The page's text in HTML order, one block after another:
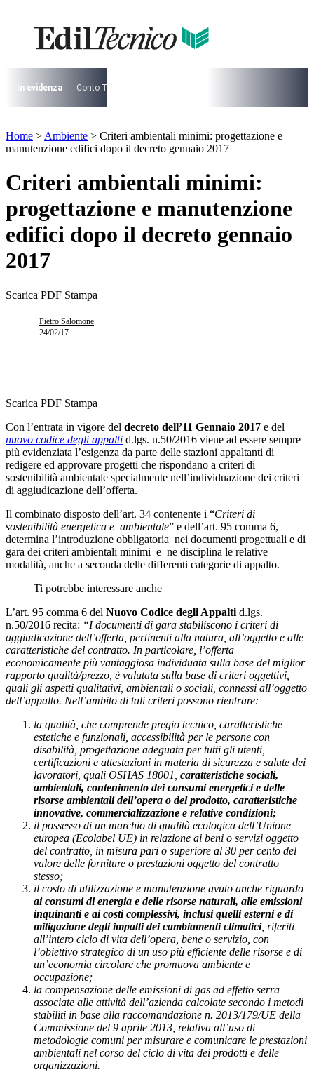
contenuto
I più cercati
Lorem ipsum dolor sit amet consectetur
Lorem ipsum dolor sit amet consectetur
In evidenza Conto Termico
I più cercati
Lorem ipsum dolor sit amet consectetur
Lorem ipsum dolor sit amet consectetur
Home > Ambiente > Criteri ambientali minimi: progettazione e
manutenzione edifici dopo il decreto gennaio 2017
Criteri ambientali minimi:
progettazione e manutenzione
edifici dopo il decreto gennaio
2017
Scarica PDF Stampa
Pietro Salomone
24/02/17
Scarica PDF Stampa
Con l’entrata in vigore del decreto dell’11 Gennaio 2017 e del
nuovo codice degli appalti d.lgs. n.50/2016 viene ad essere sempre
più evidenziata l’esigenza da parte delle stazioni appaltanti di
redigere ed approvare progetti che rispondano a criteri di
sostenibilità ambientale specialmente nell’individuazione dei criteri
di aggiudicazione dell’offerta.
Il combinato disposto dell’art. 34 contenente i “Criteri di
sostenibilità energetica e ambientale” e dell’art. 95 comma 6,
determina l’introduzione obbligatoria nei documenti progettuali e di
gara dei criteri ambientali minimi e ne disciplina le relative
modalità, anche a seconda delle differenti categorie di appalto.
Ti potrebbe interessare anche
L’art. 95 comma 6 del Nuovo Codice degli Appalti d.lgs.
n.50/2016 recita: “I documenti di gara stabiliscono i criteri di
aggiudicazione dell’offerta, pertinenti alla natura, all’oggetto e alle
caratteristiche del contratto. In particolare, l’offerta
economicamente più vantaggiosa individuata sulla base del miglior
rapporto qualità/prezzo, è valutata sulla base di criteri oggettivi,
quali gli aspetti qualitativi, ambientali o sociali, connessi all’oggetto
dell’appalto. Nell’ambito di tali criteri possono rientrare:
la qualità, che comprende pregio tecnico, caratteristiche
estetiche e funzionali, accessibilità per le persone con
disabilità, progettazione adeguata per tutti gli utenti,
certificazioni e attestazioni in materia di sicurezza e salute dei
lavoratori, quali OSHAS 18001, caratteristiche sociali,
ambientali, contenimento dei consumi energetici e delle
risorse ambientali dell’opera o del prodotto, caratteristiche
innovative, commercializzazione e relative condizioni;
il possesso di un marchio di qualità ecologica dell’Unione
europea (Ecolabel UE) in relazione ai beni o servizi oggetto
del contratto, in misura pari o superiore al 30 per cento del
valore delle forniture o prestazioni oggetto del contratto
stesso;
il costo di utilizzazione e manutenzione avuto anche riguardo
ai consumi di energia e delle risorse naturali, alle emissioni
inquinanti e ai costi complessivi, inclusi quelli esterni e di
mitigazione degli impatti dei cambiamenti climatici, riferiti
all’intero ciclo di vita dell’opera, bene o servizio, con
l’obiettivo strategico di un uso più efficiente delle risorse e di
un’economia circolare che promuova ambiente e
occupazione;
la compensazione delle emissioni di gas ad effetto serra
associate alle attività dell’azienda calcolate secondo i metodi
stabiliti in base alla raccomandazione n. 2013/179/UE della
Commissione del 9 aprile 2013, relativa all’uso di
metodologie comuni per misurare e comunicare le prestazioni
ambientali nel corso del ciclo di vita dei prodotti e delle
organizzazioni.